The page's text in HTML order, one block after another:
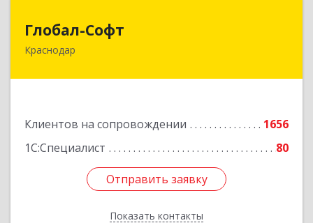
Глобал-Софт
Краснодар
Клиентов на сопровождении
1656
1С:Специалист
80
Отправить заявку
Показать контакты
350018, Краснодарский край, Краснодар г,
Отправить заявку
Назад